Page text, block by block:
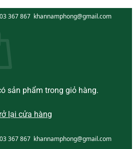
367 867 khannamphong@gmail.com
sản phẩm trong giỏ hàng.
lại cửa hàng
367 867 khannamphong@gmail.com